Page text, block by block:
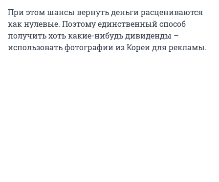
При этом шансы вернуть деньги расцениваются
как нулевые. Поэтому единственный способ
получить хоть какие-нибудь дивиденды –
использовать фотографии из Кореи для рекламы.